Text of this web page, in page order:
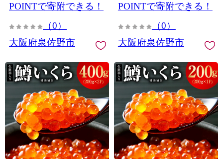
POINTで寄附できる！
（0）
大阪府泉佐野市
POINTで寄附できる！
（0）
大阪府泉佐野市